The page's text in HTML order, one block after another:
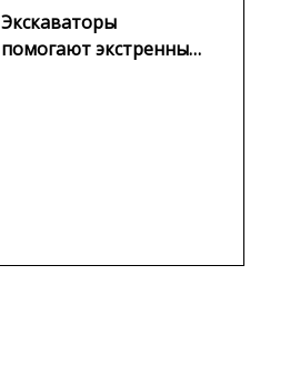
Экскаваторы
помогают экстренным